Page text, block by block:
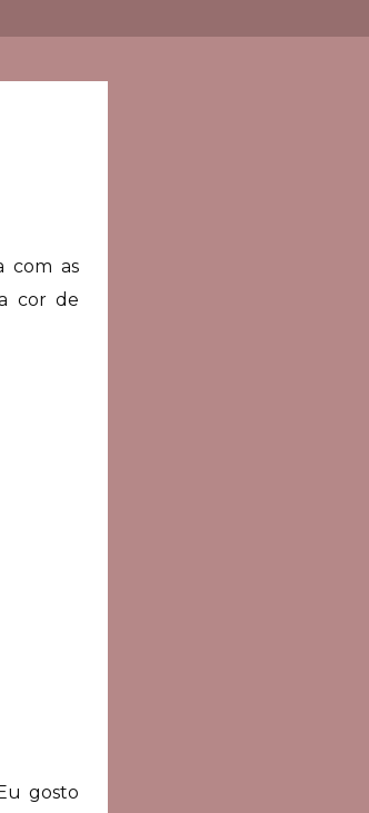
com as
cor de
gosto